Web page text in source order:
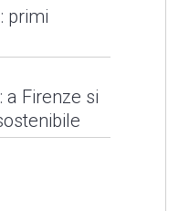
Lanka
odio
primi
a Firenze si